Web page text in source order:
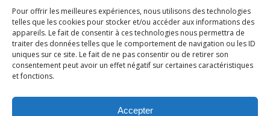
Pour offrir les meilleures expériences, nous utilisons des technologies
telles que les cookies pour stocker et/ou accéder aux informations des
appareils. Le fait de consentir à ces technologies nous permettra de
traiter des données telles que le comportement de navigation ou les ID
uniques sur ce site. Le fait de ne pas consentir ou de retirer son
consentement peut avoir un effet négatif sur certaines caractéristiques
et fonctions.
Accepter
La Tribu de Lille
L'application mobile de la TribudeLille sera bientôt
vous permettra l'accès à vos commerçants de manière